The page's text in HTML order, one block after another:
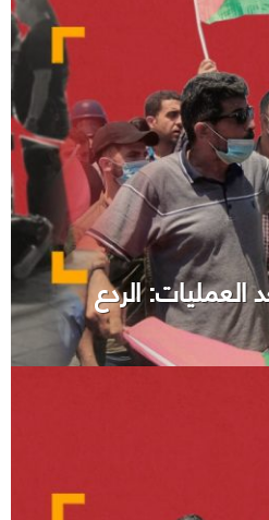
العمليات: الردع